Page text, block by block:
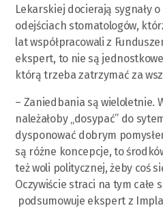
Lekarskiej docierają sygnały
odejściach stomatologów,
lat współpracowali z
ekspert, to nie są
którą trzeba zatrzymać za
– Zaniedbania są wieloletnie.
należałoby „dosypać” do
dysponować dobrym
są różne koncepcje, to
też woli politycznej, żeby coś
Oczywiście straci na tym całe
podsumowuje ekspert z